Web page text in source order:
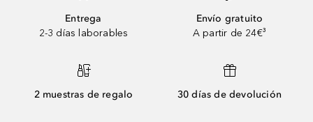
Entrega
2-3 días laborables
Envío gratuito
A partir de 24€³
2 muestras de regalo 30 días de devolución